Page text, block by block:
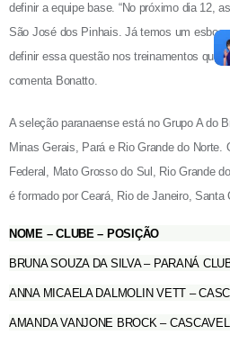
definir a equipe base. “No próximo dia 12,
São José dos Pinhais. Já temos um
definir essa questão nos treinamentos que
comenta Bonatto.
A seleção paranaense está no Grupo A do
Minas Gerais, Pará e Rio Grande do
Federal, Mato Grosso do Sul, Rio Grande
é formado por Ceará, Rio de Janeiro, Santa
NOME – CLUBE – POSIÇÃO
BRUNA SOUZA DA SILVA – PARANÁ
ANNA MICAELA DALMOLIN VETT –
AMANDA VANJONE BROCK – CASCAVEL